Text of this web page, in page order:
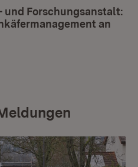
und Forschungsanstalt:
an